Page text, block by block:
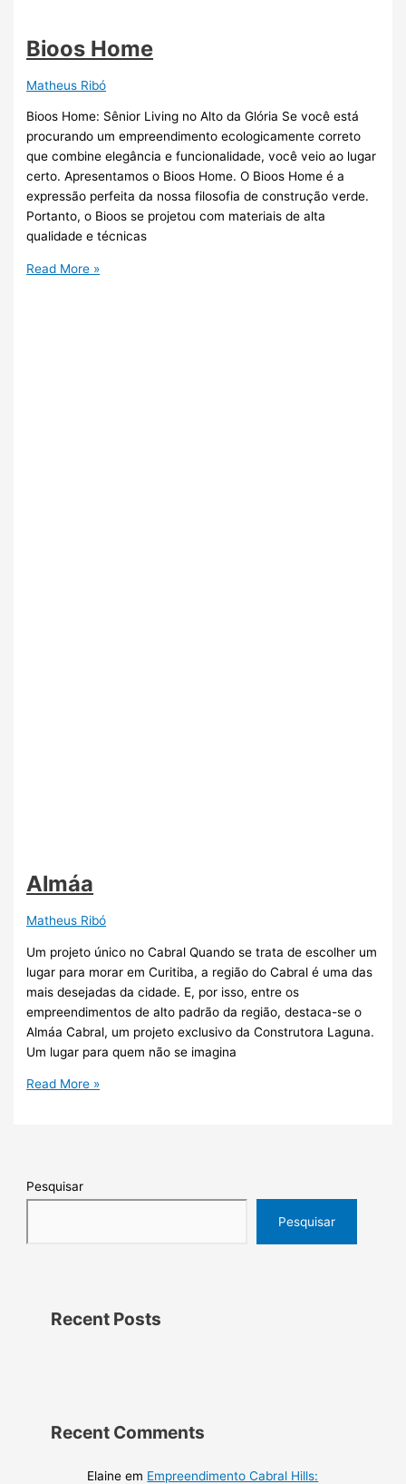
Bioos Home
Matheus Ribó
Bioos Home: Sênior Living no Alto da Glória Se você está
procurando um empreendimento ecologicamente correto
que combine elegância e funcionalidade, você veio ao lugar
certo. Apresentamos o Bioos Home. O Bioos Home é a
expressão perfeita da nossa filosofia de construção verde.
Portanto, o Bioos se projetou com materiais de alta
qualidade e técnicas
Read More »
Almáa
Matheus Ribó
Um projeto único no Cabral Quando se trata de escolher um
lugar para morar em Curitiba, a região do Cabral é uma das
mais desejadas da cidade. E, por isso, entre os
empreendimentos de alto padrão da região, destaca-se o
Almáa Cabral, um projeto exclusivo da Construtora Laguna.
Um lugar para quem não se imagina
Read More »
Pesquisar
Pesquisar
Recent Posts
Recent Comments
Elaine em Empreendimento Cabral Hills: